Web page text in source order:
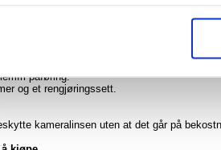
Huawei Pura 80 Ultras utseende.
og støt.
rene og klare.
påføring.
og et rengjøringssett.
kameralinsen uten at det går på